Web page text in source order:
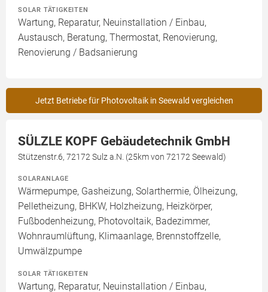
SOLAR TÄTIGKEITEN
Wartung, Reparatur, Neuinstallation / Einbau,
Austausch, Beratung, Thermostat, Renovierung,
Renovierung / Badsanierung
Jetzt Betriebe für Photovoltaik in Seewald vergleichen
SÜLZLE KOPF Gebäudetechnik GmbH
Stützenstr.6, 72172 Sulz a.N. (25km von 72172 Seewald)
SOLARANLAGE
Wärmepumpe, Gasheizung, Solarthermie, Ölheizung,
Pelletheizung, BHKW, Holzheizung, Heizkörper,
Fußbodenheizung, Photovoltaik, Badezimmer,
Wohnraumlüftung, Klimaanlage, Brennstoffzelle,
Umwälzpumpe
SOLAR TÄTIGKEITEN
Wartung, Reparatur, Neuinstallation / Einbau,